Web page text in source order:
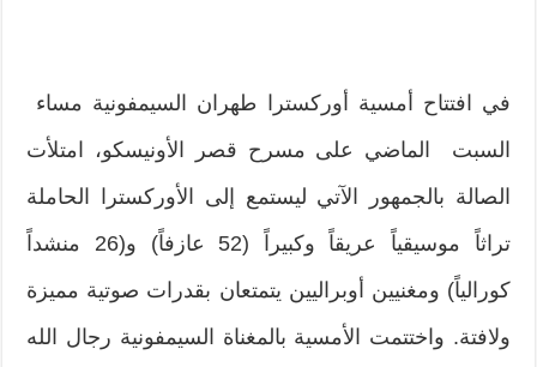
في افتتاح أمسية أوركسترا طهران السيمفونية مساء
السبت الماضي على مسرح قصر الأونيسكو، امتلأت
الصالة بالجمهور الآتي ليستمع إلى الأوركسترا الحاملة
تراثاً موسيقياً عريقاً وكبيراً (52 عازفاً) و(26 منشداً
كورالياً) ومغنيين أوبراليين يتمتعان بقدرات صوتية مميزة
ولافتة. واختتمت الأمسية بالمغناة السيمفونية رجال الله